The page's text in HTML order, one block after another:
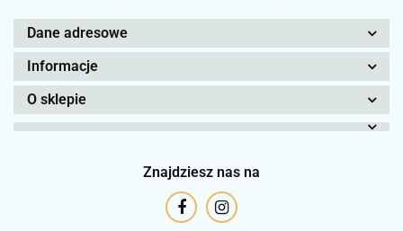
Dane adresowe
Informacje
O sklepie
Znajdziesz nas na